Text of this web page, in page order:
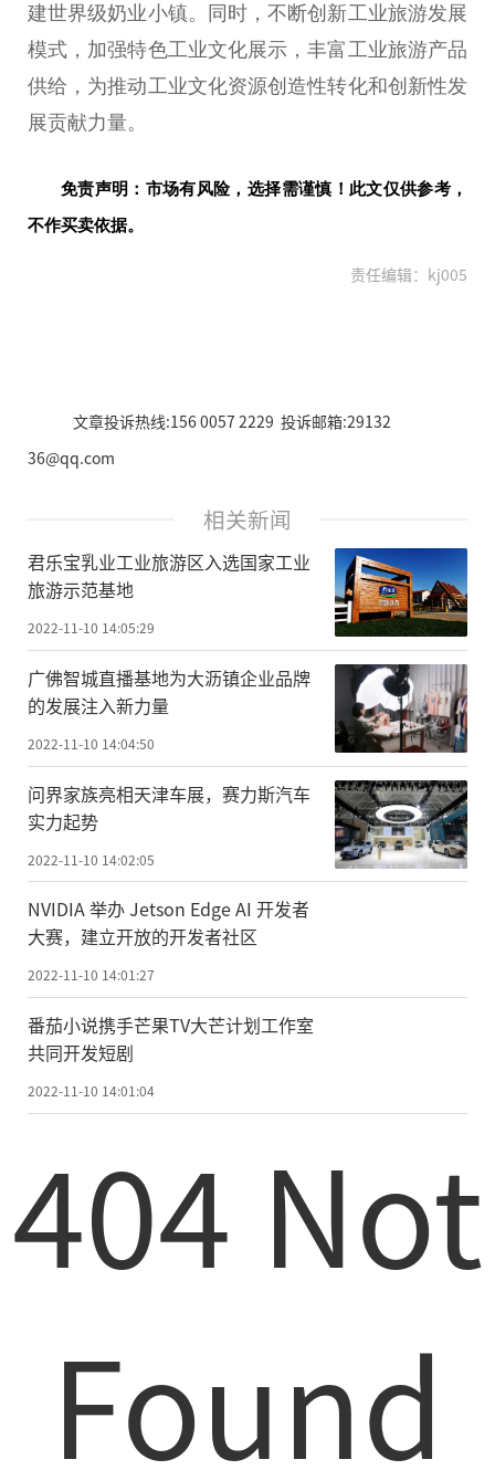
建世界级奶业小镇。同时，不断创新工业旅游发展
模式，加强特色工业文化展示，丰富工业旅游产品
供给，为推动工业文化资源创造性转化和创新性发
展贡献力量。
免责声明：市场有风险，选择需谨慎！此文仅供参考，
不作买卖依据。
责任编辑：kj005
文章投诉热线:156 0057 2229 投诉邮箱:29132
36@qq.com
相关新闻
君乐宝乳业工业旅游区入选国家工业
旅游示范基地
2022-11-10 14:05:29
广佛智城直播基地为大沥镇企业品牌
的发展注入新力量
2022-11-10 14:04:50
问界家族亮相天津车展，赛力斯汽车
实力起势
2022-11-10 14:02:05
NVIDIA 举办 Jetson Edge AI 开发者
大赛，建立开放的开发者社区
2022-11-10 14:01:27
番茄小说携手芒果TV大芒计划工作室
共同开发短剧
2022-11-10 14:01:04
404 Not
Found